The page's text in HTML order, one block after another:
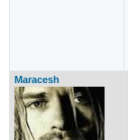
Maracesh